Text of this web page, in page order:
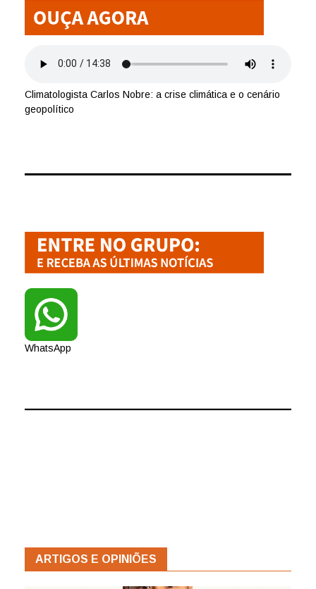
Climatologista Carlos Nobre: a crise climática e o cenário
geopolítico
WhatsApp
ARTIGOS E OPINIÕES